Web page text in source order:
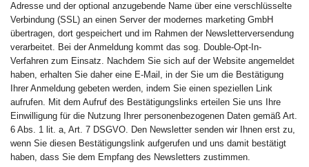
Adresse und der optional anzugebende Name über eine verschlüsselte
Verbindung (SSL) an einen Server der modernes marketing GmbH
übertragen, dort gespeichert und im Rahmen der Newsletterversendung
verarbeitet. Bei der Anmeldung kommt das sog. Double-Opt-In-
Verfahren zum Einsatz. Nachdem Sie sich auf der Website angemeldet
haben, erhalten Sie daher eine E-Mail, in der Sie um die Bestätigung
Ihrer Anmeldung gebeten werden, indem Sie einen speziellen Link
aufrufen. Mit dem Aufruf des Bestätigungslinks erteilen Sie uns Ihre
Einwilligung für die Nutzung Ihrer personenbezogenen Daten gemäß Art.
6 Abs. 1 lit. a, Art. 7 DSGVO. Den Newsletter senden wir Ihnen erst zu,
wenn Sie diesen Bestätigungslink aufgerufen und uns damit bestätigt
haben, dass Sie dem Empfang des Newsletters zustimmen.